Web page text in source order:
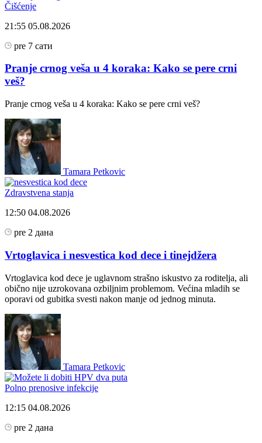
Čišćenje
21:55 05.08.2026
pre 7 сати
Pranje crnog veša u 4 koraka: Kako se pere crni
veš?
Pranje crnog veša u 4 koraka: Kako se pere crni veš?
Tamara Petkovic
Zdravstvena stanja
12:50 04.08.2026
pre 2 дана
Vrtoglavica i nesvestica kod dece i tinejdžera
Vrtoglavica kod dece je uglavnom strašno iskustvo za roditelja, ali
obično nije uzrokovana ozbiljnim problemom. Većina mladih se
oporavi od gubitka svesti nakon manje od jednog minuta.
Tamara Petkovic
Polno prenosive infekcije
12:15 04.08.2026
pre 2 дана